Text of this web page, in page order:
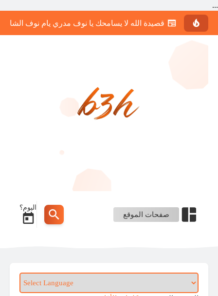
...
قصيدة الله لا يسامحك يا نوف مدري يام نوف
صفحات الموقع
اليوم؟